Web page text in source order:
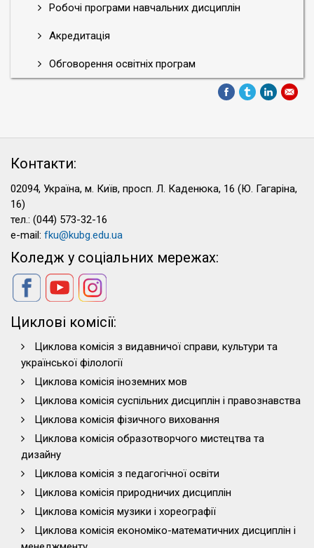
Робочі програми навчальних дисциплін
Акредитація
Обговорення освітніх програм
Контакти:
02094, Україна, м. Київ, просп. Л. Каденюка, 16 (Ю. Гагаріна,
16)
тел.: (044) 573-32-16
e-mail: fku@kubg.edu.ua
Коледж у соціальних мережах:
Циклові комісії:
Циклова комісія з видавничої справи, культури та
української філології
Циклова комісія іноземних мов
Циклова комісія суспільних дисциплін і правознавства
Циклова комісія фізичного виховання
Циклова комісія образотворчого мистецтва та
дизайну
Циклова комісія з педагогічної освіти
Циклова комісія природничих дисциплін
Циклова комісія музики і хореографії
Циклова комісія економіко-математичних дисциплін і